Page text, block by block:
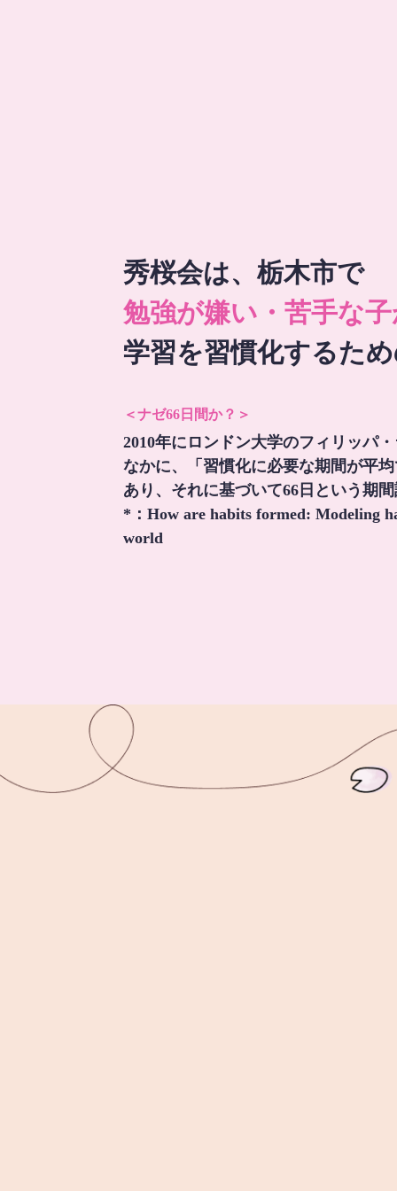
秀桜会は、栃木市で
勉強が嫌い・苦手な
学習を習慣化するた
＜ナゼ66日間か？＞
2010年にロンドン大学のフィリッパ
なかに、「習慣化に必要な期間が平
あり、それに基づいて66日という期
*：How are habits formed: Modeling
world